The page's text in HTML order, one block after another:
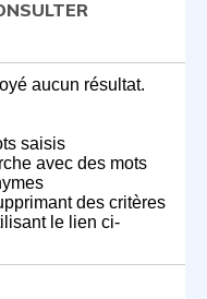
aucun résultat.
saisis
avec des mots
des critères
le lien ci-